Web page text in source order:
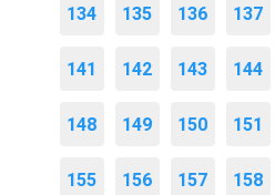
134 135 136 137
141 142 143 144
148 149 150 151
155 156 157 158